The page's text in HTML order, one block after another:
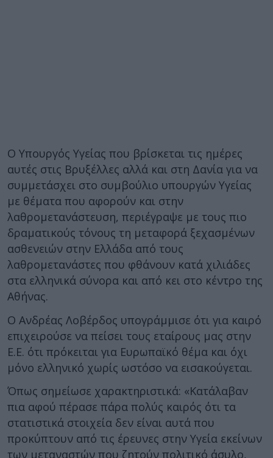
Ο Υπουργός Υγείας που βρίσκεται τις ημέρες
αυτές στις Βρυξέλλες αλλά και στη Δανία για να
συμμετάσχει στο συμβούλιο υπουργών Υγείας
με θέματα που αφορούν και στην
λαθρομετανάστευση, περιέγραψε με τους πιο
δραματικούς τόνους τη μεταφορά ξεχασμένων
ασθενειών στην Ελλάδα από τους
λαθρομετανάστες που φθάνουν κατά χιλιάδες
στα ελληνικά σύνορα και από κει στο κέντρο της
Αθήνας.
Ο Ανδρέας Λοβέρδος υπογράμμισε ότι για καιρό
επιχειρούσε να πείσει τους εταίρους μας στην
Ε.Ε. ότι πρόκειται για Ευρωπαϊκό θέμα και όχι
μόνο ελληνικό χωρίς ωστόσο να εισακούγεται.
Όπως σημείωσε χαρακτηριστικά: «Κατάλαβαν
πια αφού πέρασε πάρα πολύς καιρός ότι τα
στατιστικά στοιχεία δεν είναι αυτά που
προκύπτουν από τις έρευνες στην Υγεία εκείνων
των μεταναστών που ζητούν πολιτικό άσυλο,